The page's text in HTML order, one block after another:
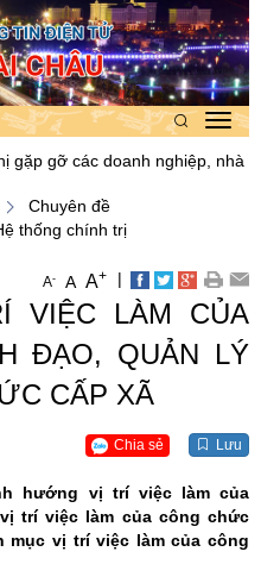
doanh nghiệp, nhà đầu tư
Chuyên đề
thống chính trị
A- A A+ |
VIỆC LÀM CỦA
ĐẠO, QUẢN LÝ
CẤP XÃ
Chia sẻ Lưu
hướng vị trí việc làm của
trí việc làm của công chức
mục vị trí việc làm của công